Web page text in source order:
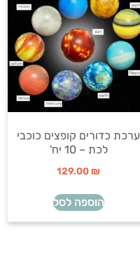
ערכת כדורים קופצים כוכבי
לכת – 10 יח'
129.00 ₪
הוספה לסל